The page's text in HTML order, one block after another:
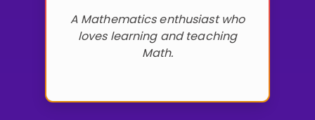
A Mathematics enthusiast who
loves learning and teaching
Math.